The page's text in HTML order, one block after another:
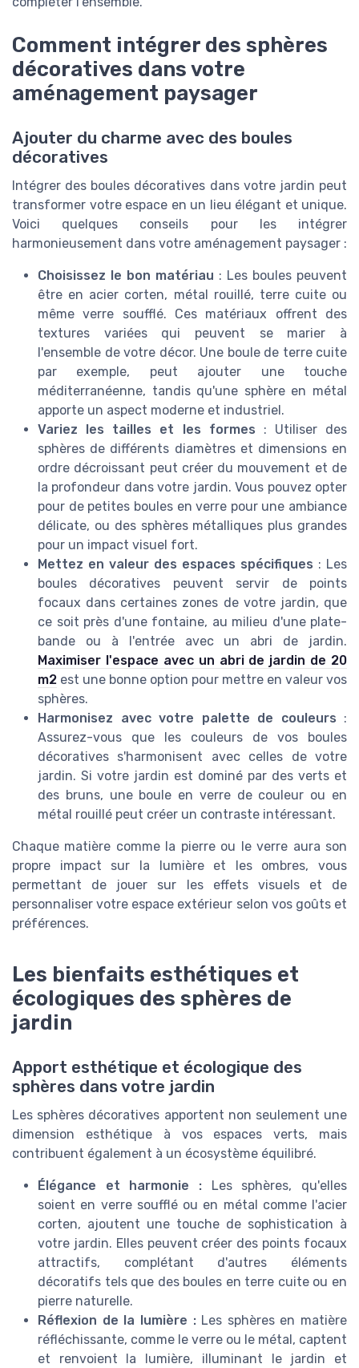
Comment intégrer des sphères
décoratives dans votre
aménagement paysager
Ajouter du charme avec des boules
décoratives
Intégrer des boules décoratives dans votre jardin peut
transformer votre espace en un lieu élégant et unique.
Voici quelques conseils pour les intégrer
harmonieusement dans votre aménagement paysager :
Choisissez le bon matériau : Les boules peuvent
être en acier corten, métal rouillé, terre cuite ou
même verre soufflé. Ces matériaux offrent des
textures variées qui peuvent se marier à
l'ensemble de votre décor. Une boule de terre cuite
par exemple, peut ajouter une touche
méditerranéenne, tandis qu'une sphère en métal
apporte un aspect moderne et industriel.
Variez les tailles et les formes : Utiliser des
sphères de différents diamètres et dimensions en
ordre décroissant peut créer du mouvement et de
la profondeur dans votre jardin. Vous pouvez opter
pour de petites boules en verre pour une ambiance
délicate, ou des sphères métalliques plus grandes
pour un impact visuel fort.
Mettez en valeur des espaces spécifiques : Les
boules décoratives peuvent servir de points
focaux dans certaines zones de votre jardin, que
ce soit près d'une fontaine, au milieu d'une plate-
bande ou à l'entrée avec un abri de jardin.
Maximiser l'espace avec un abri de jardin de 20
m2 est une bonne option pour mettre en valeur vos
sphères.
Harmonisez avec votre palette de couleurs :
Assurez-vous que les couleurs de vos boules
décoratives s'harmonisent avec celles de votre
jardin. Si votre jardin est dominé par des verts et
des bruns, une boule en verre de couleur ou en
métal rouillé peut créer un contraste intéressant.
Chaque matière comme la pierre ou le verre aura son
propre impact sur la lumière et les ombres, vous
permettant de jouer sur les effets visuels et de
personnaliser votre espace extérieur selon vos goûts et
préférences.
Les bienfaits esthétiques et
écologiques des sphères de
jardin
Apport esthétique et écologique des
sphères dans votre jardin
Les sphères décoratives apportent non seulement une
dimension esthétique à vos espaces verts, mais
contribuent également à un écosystème équilibré.
Élégance et harmonie : Les sphères, qu'elles
soient en verre soufflé ou en métal comme l'acier
corten, ajoutent une touche de sophistication à
votre jardin. Elles peuvent créer des points focaux
attractifs, complétant d'autres éléments
décoratifs tels que des boules en terre cuite ou en
pierre naturelle.
Réflexion de la lumière :Les sphères en matière
réfléchissante, comme le verre ou le métal, captent
et renvoient la lumière, illuminant le jardin et